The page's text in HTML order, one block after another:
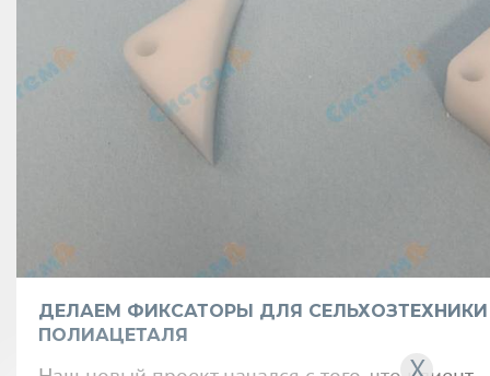
ДЕЛАЕМ ФИКСАТОРЫ ДЛЯ
ПОЛИАЦЕТАЛЯ